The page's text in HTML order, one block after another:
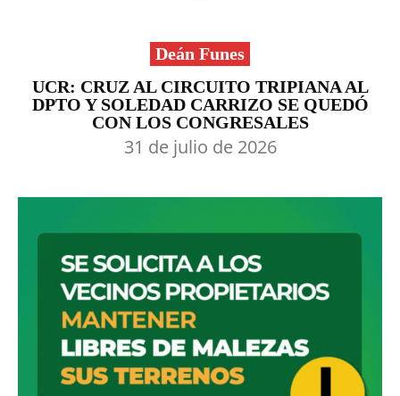
Deán Funes
UCR: CRUZ AL CIRCUITO TRIPIANA AL
DPTO Y SOLEDAD CARRIZO SE QUEDÓ
CON LOS CONGRESALES
31 de julio de 2026